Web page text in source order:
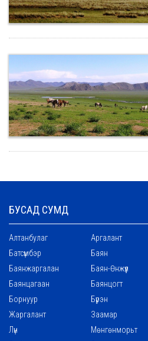
БУСАД СУМД
Алтанбулаг Аргалант
Батсүмбэр
Баян
Баянжаргалан
Баян-Өнжүүл
Баянцагаан
Баянцогт
Борнуур
Бүрэн
Жаргалант
Заамар
Лүн
Мөнгөнморьт